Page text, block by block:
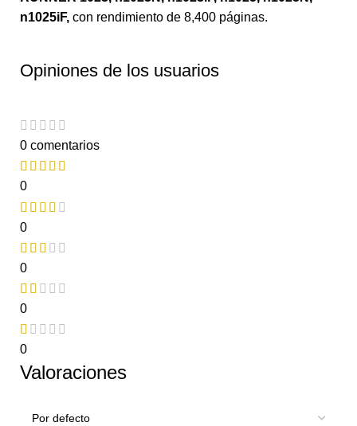
n1025iF, con rendimiento de 8,400 páginas.
Opiniones de los usuarios
0 comentarios
0
0
0
0
0
Valoraciones